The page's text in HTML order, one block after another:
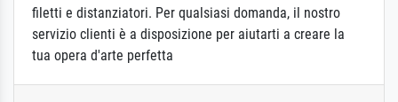
filetti e distanziatori. Per qualsiasi domanda, il nostro
servizio clienti è a disposizione per aiutarti a creare la
tua opera d'arte perfetta